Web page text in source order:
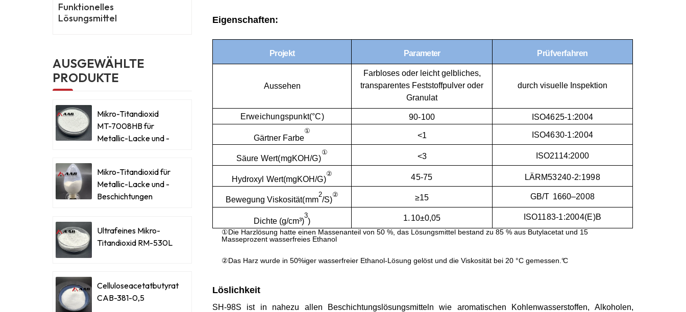
Eigenschaften:
Projekt Parameter Prüfverfahren
Aussehen
Farbloses oder leicht gelbliches,
transparentes Feststoffpulver oder
Granulat
durch visuelle Inspektion
Erweichungspunkt(°C) 90-100 ISO4625-1:2004
Gärtner Farbe
① <1 ISO4630-1:2004
Säure Wert(mgKOH/G)
① <3 ISO2114:2000
Hydroxyl Wert(mgKOH/G)
② 45-75 LÄRM53240-2:1998
Bewegung Viskosität(mm
2
/S)
② ≥15 GB/T 1660–2008
Dichte (g/cm³)
3
) 1. 10±0,05 ISO1183-1:2004(E)B
①Die Harzlösung hatte einen Massenanteil von 50 %, das Lösungsmittel bestand zu 85 % aus Butylacetat und 15
Masseprozent wasserfreies Ethanol
②Das Harz wurde in 50%iger wasserfreier Ethanol-Lösung gelöst und die Viskosität bei 20 °C gemessen.°C
Löslichkeit
SH-98S ist in nahezu allen Beschichtungslösungsmitteln wie aromatischen Kohlenwasserstoffen, Alkoholen,
Funktionelles
Lösungsmittel
AUSGEWÄHLTE
PRODUKTE
Mikro-Titandioxid
MT-7008HB für
Metallic-Lacke und -
Mikro-Titandioxid für
Metallic-Lacke und -
Beschichtungen
Ultrafeines Mikro-
Titandioxid RM-530L
Celluloseacetatbutyrat
CAB-381-0,5